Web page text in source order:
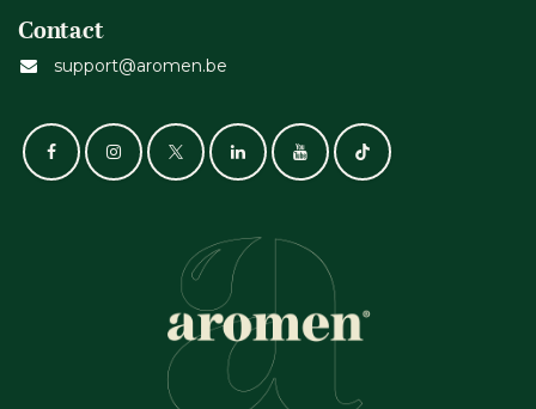
Contact
support@aromen.be